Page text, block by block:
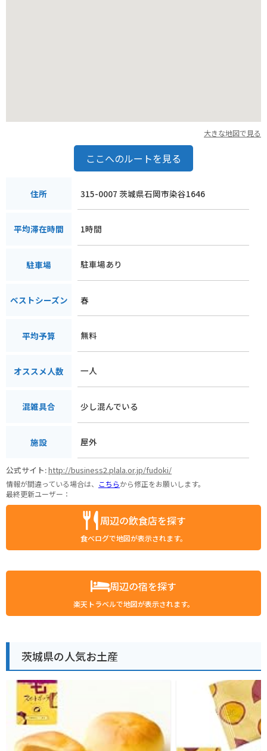
大きな地図で見る
ここへのルートを見る
住所 315-0007 茨城県石岡市染谷1646
平均滞在時間 1時間
駐車場 駐車場あり
ベストシーズン 春
平均予算 無料
オススメ人数 一人
混雑具合 少し混んでいる
施設 屋外
公式サイト:http://business2.plala.or.jp/fudoki/
情報が間違っている場合は、 こちらから修正をお願いします。
最終更新ユーザー：
周辺の飲食店を探す
食べログで地図が表示されます。
周辺の宿を探す
楽天トラベルで地図が表示されます。
茨城県の人気お土産